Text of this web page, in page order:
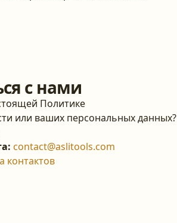
с нами
Политике
или ваших персональных данных?
: contact@aslitools.com
контактов